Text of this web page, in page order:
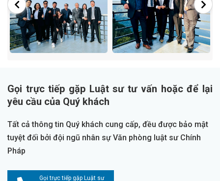
Gọi trực tiếp gặp Luật sư tư vấn hoặc để lại
yêu cầu của Quý khách
Tất cả thông tin Quý khách cung cấp, đều được bảo mật
tuyệt đối bởi đội ngũ nhân sự Văn phòng luật sư Chính
Pháp
Gọi trực tiếp gặp Luật sư